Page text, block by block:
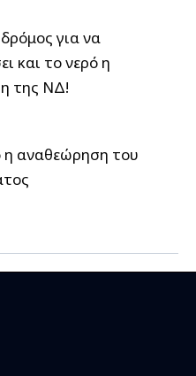
για να
και το νερό η
της ΝΔ!
η αναθεώρηση του